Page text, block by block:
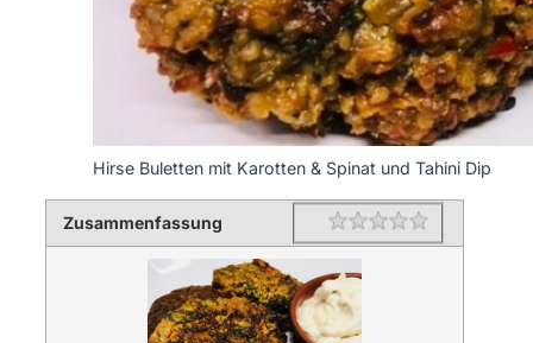
Hirse Buletten mit Karotten & Spinat und Tahini Dip
Zusammenfassung Rating 1 star
2 stars
3 stars
4 stars
5 stars